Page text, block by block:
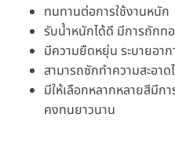
ทนทานต่อการใช้งานหนัก
รับน้ำหนักได้ดี มีการถักท
มีความยืดหยุ่น ระบายอาก
สามารถซักทำความสะอาด
มีให้เลือกหลากหลายสีมีก
คงทนยาวนาน